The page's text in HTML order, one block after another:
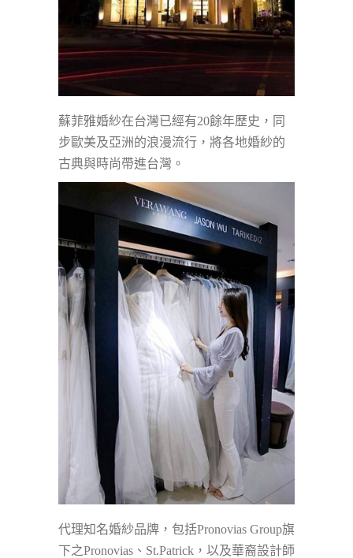
蘇菲雅婚紗在台灣已經有20餘年歷史，同
步歐美及亞洲的浪漫流行，將各地婚紗的
古典與時尚帶進台灣。
代理知名婚紗品牌，包括Pronovias Group旗
下之Pronovias、St.Patrick，以及華裔設計師